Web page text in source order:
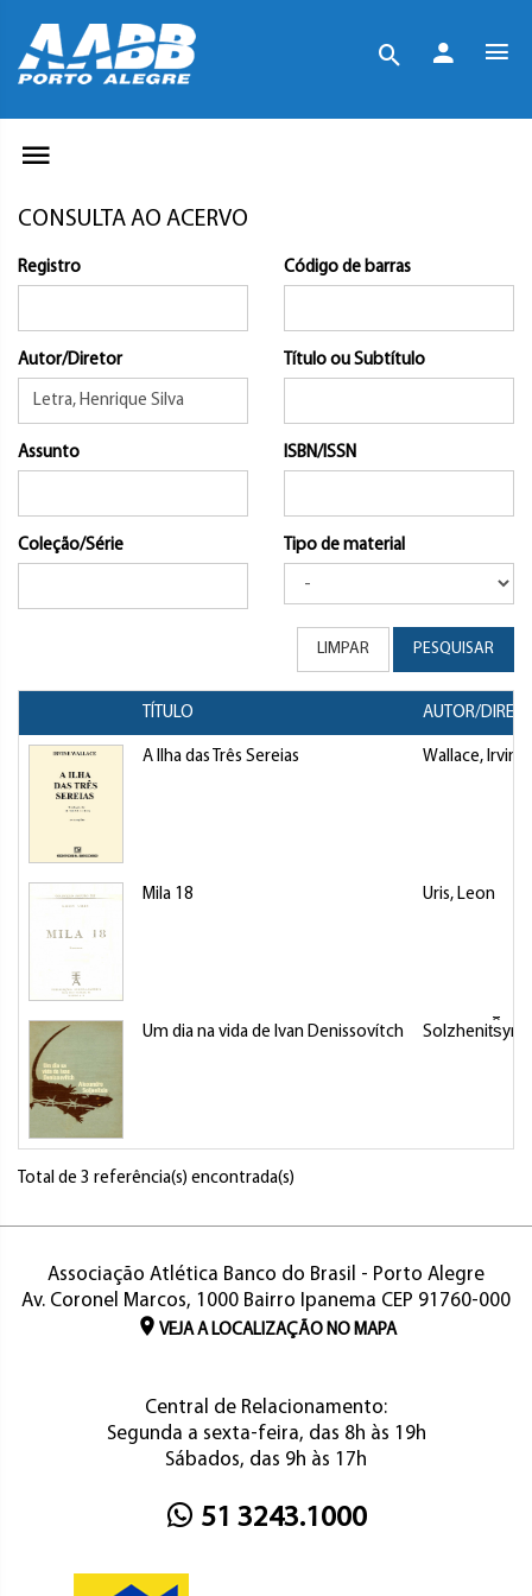
CONSULTA AO ACERVO
Registro Código de barras
Autor/Diretor Título ou Subtítulo
Assunto ISBN/ISSN
Coleção/Série Tipo de material
LIMPAR PESQUISAR
TÍTULO AUTOR/
A Ilha das Três Sereias Wallace, Irving
Mila 18 Uris, Leon
Um dia na vida de Ivan Denissovítch Solzhenit︠s︡yn,
Total de 3 referência(s) encontrada(s)
Associação Atlética Banco do Brasil - Porto Alegre
Av. Coronel Marcos, 1000 Bairro Ipanema CEP 91760-000
VEJA A LOCALIZAÇÃO NO MAPA
Central de Relacionamento:
Segunda a sexta-feira, das 8h às 19h
Sábados, das 9h às 17h
51 3243.1000